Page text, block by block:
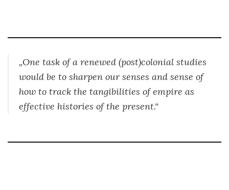
„One task of a renewed (post)colonial studies
would be to sharpen our senses and sense of
how to track the tangibilities of empire as
effective histories of the present.“